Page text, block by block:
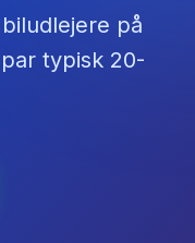
på
typisk 20-